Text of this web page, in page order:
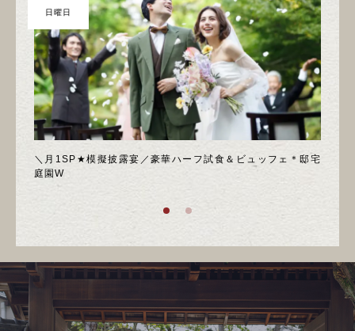
＼月1SP★模擬披露宴／豪華ハーフ試食＆ビュッフェ＊邸宅
庭園W
日曜日